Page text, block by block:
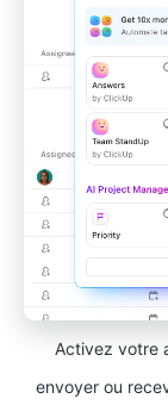
Activez votre
envoyer ou